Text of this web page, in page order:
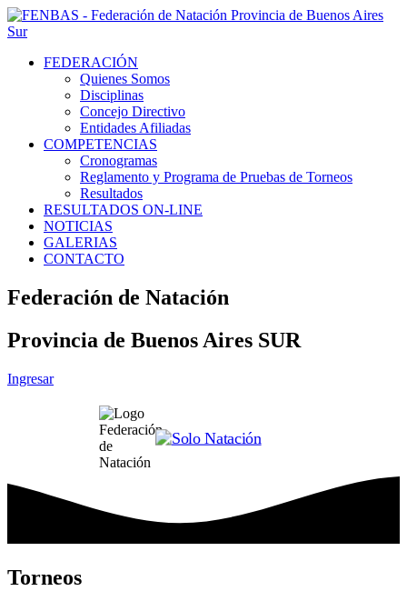
FEDERACIÓN
Quienes Somos
Disciplinas
Concejo Directivo
Entidades Afiliadas
COMPETENCIAS
Cronogramas
Reglamento y Programa de Pruebas de Torneos
Resultados
RESULTADOS ON-LINE
NOTICIAS
GALERIAS
CONTACTO
Federación de Natación
Provincia de Buenos Aires SUR
Ingresar
Torneos